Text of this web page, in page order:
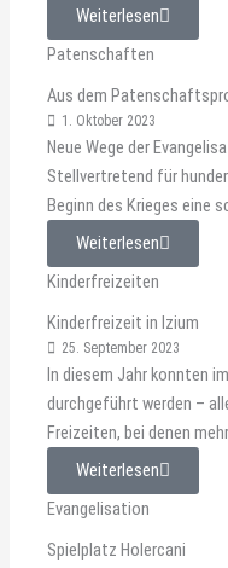
Weiterlesen
Patenschaften
Aus dem
1. Oktober 2023
Neue Wege der
Stellvertretend für
Beginn des Krieges eine
Weiterlesen
Kinderfreizeiten
Kinderfreizeit in Izium
25. September 2023
In diesem Jahr konnten
durchgeführt werden –
Freizeiten, bei denen
Weiterlesen
Evangelisation
Spielplatz Holercani